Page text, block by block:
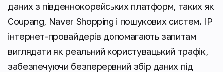
даних з південнокорейських платформ, таких як
Coupang, Naver Shopping і пошукових систем. IP
інтернет-провайдерів допомагають запитам
виглядати як реальний користувацький трафік,
забезпечуючи безперервний збір даних під